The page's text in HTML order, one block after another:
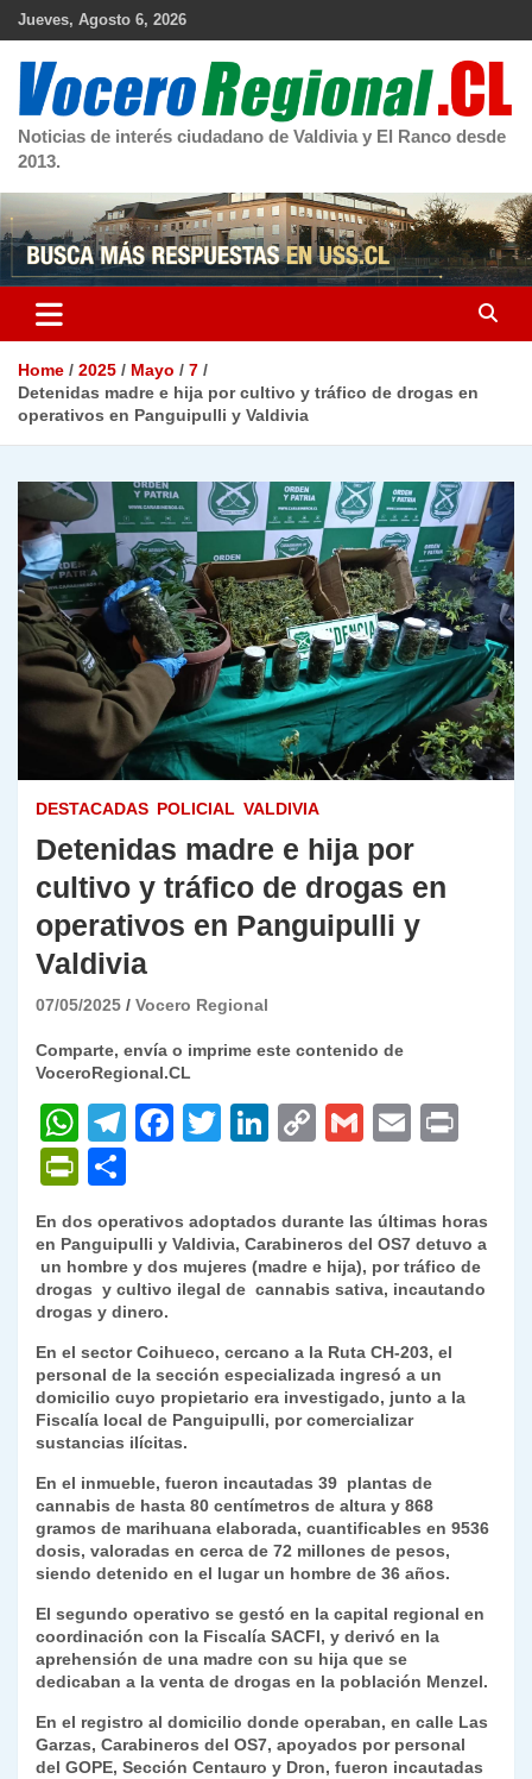
Skip
Jueves, Agosto 6, 2026
Noticias de interés ciudadano de Valdivia y El Ranco desde
2013.
Home 2025 Mayo
7
Detenidas madre e hija por cultivo y tráfico de drogas en
operativos en Panguipulli y Valdivia
DESTACADAS POLICIAL VALDIVIA
Detenidas madre e hija por
cultivo y tráfico de drogas en
operativos en Panguipulli y
Valdivia
07/05/2025 Vocero Regional
Comparte, envía o imprime este contenido de
VoceroRegional.CL
W
h
at
s
A
p
p
T
gr
a
m
F
e
b
o
k
T
er
Li
e
dI
C
y
Li
k
G
l
E
l
P
nt
Fr
ie
n
dl
y
o
m
p
ar
tir
En dos operativos adoptados durante las últimas horas
en Panguipulli y Valdivia, Carabineros del OS7 detuvo a
un hombre y dos mujeres (madre e hija), por tráfico de
drogas y cultivo ilegal de cannabis sativa, incautando
drogas y dinero.
En el sector Coihueco, cercano a la Ruta CH-203, el
personal de la sección especializada ingresó a un
domicilio cuyo propietario era investigado, junto a la
Fiscalía local de Panguipulli, por comercializar
sustancias ilícitas.
En el inmueble, fueron incautadas 39 plantas de
cannabis de hasta 80 centímetros de altura y ⁠868
gramos de marihuana elaborada, cuantificables en 9536
dosis, valoradas en cerca de 72 millones de pesos,
siendo detenido en el lugar un hombre de 36 años.
El segundo operativo se gestó en la capital regional en
coordinación con la Fiscalía SACFI, y derivó en la
aprehensión de una madre con su hija que se
dedicaban a la venta de drogas en la población Menzel.
En el registro al domicilio donde operaban, en calle Las
Garzas, Carabineros del OS7, apoyados por personal
del GOPE, Sección Centauro y Dron, fueron incautadas